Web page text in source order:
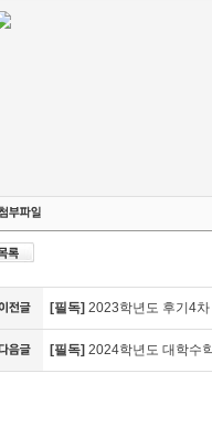
[필독] 2023학년도 후기4
[필독] 2024학년도 대학수